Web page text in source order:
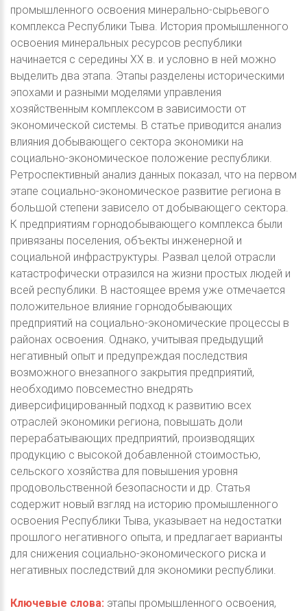
промышленного освоения минерально-сырьевого
комплекса Республики Тыва. История промышленного
освоения минеральных ресурсов республики
начинается с середины XX в. и условно в ней можно
выделить два этапа. Этапы разделены историческими
эпохами и разными моделями управления
хозяйственным комплексом в зависимости от
экономической системы. В статье приводится анализ
влияния добывающего сектора экономики на
социально-экономическое положение республики.
Ретроспективный анализ данных показал, что на первом
этапе социально-экономическое развитие региона в
большой степени зависело от добывающего сектора.
К предприятиям горнодобывающего комплекса были
привязаны поселения, объекты инженерной и
социальной инфраструктуры. Развал целой отрасли
катастрофически отразился на жизни простых людей и
всей республики. В настоящее время уже отмечается
положительное влияние горнодобывающих
предприятий на социально-экономические процессы в
районах освоения. Однако, учитывая предыдущий
негативный опыт и предупреждая последствия
возможного внезапного закрытия предприятий,
необходимо повсеместно внедрять
диверсифицированный подход к развитию всех
отраслей экономики региона, повышать доли
перерабатывающих предприятий, производящих
продукцию с высокой добавленной стоимостью,
сельского хозяйства для повышения уровня
продовольственной безопасности и др. Статья
содержит новый взгляд на историю промышленного
освоения Республики Тыва, указывает на недостатки
прошлого негативного опыта, и предлагает варианты
для снижения социально-экономического риска и
негативных последствий для экономики республики.
Ключевые слова: этапы промышленного освоения,